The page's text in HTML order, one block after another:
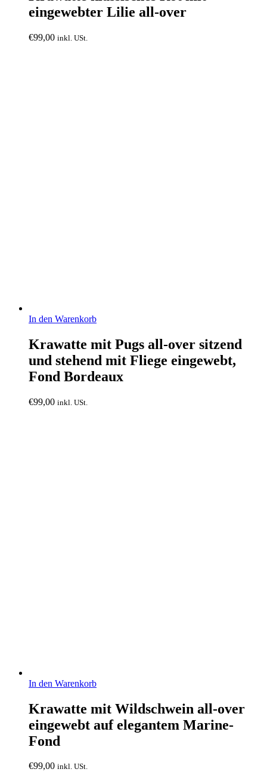
eingewebter Lilie all-over
€99,00 inkl. USt.
In den Warenkorb
Krawatte mit Pugs all-over sitzend
und stehend mit Fliege eingewebt,
Fond Bordeaux
€99,00 inkl. USt.
In den Warenkorb
Krawatte mit Wildschwein all-over
eingewebt auf elegantem Marine-
Fond
€99,00 inkl. USt.